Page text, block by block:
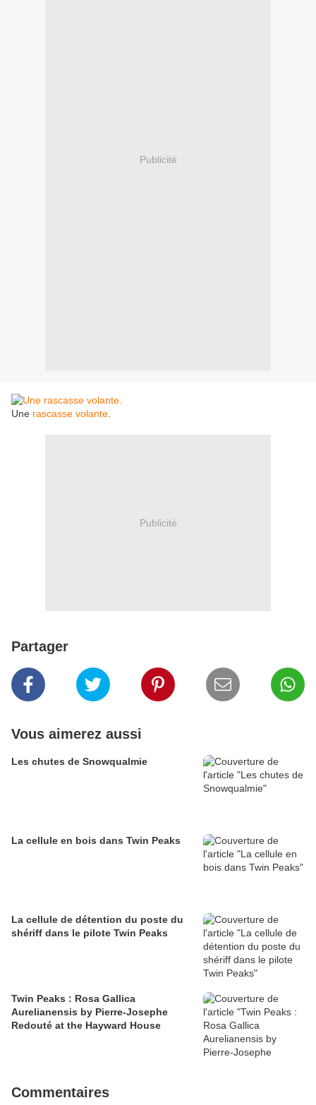
Publicité
Une rascasse volante
Publicité
Partager
Vous aimerez aussi
Les chutes de Snowqualmie
La cellule en bois dans Twin Peaks
La cellule de détention du poste du
shériff dans le pilote Twin Peaks
Twin Peaks : Rosa Gallica
Aurelianensis by Pierre-Josephe
Redouté at the Hayward House
Commentaires